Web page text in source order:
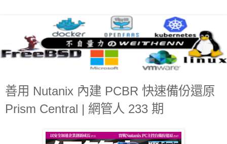
善用 Nutanix 內建 PCBR 快速備份還原
Prism Central | 網管人 233 期